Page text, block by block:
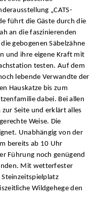
„CATS-
führt die Gäste durch die
an die faszinierenden
gebogenen Säbelzähne
und ihre eigene Kraft mit
testen. Auf dem
lebende Verwandte der
Hauskatze bis zum
dabei. Bei allen
Seite und erklärt alles
Weise. Die
Unabhängig von der
bereits ab 10 Uhr
Führung noch genügend
Mit wetterfester
Wildgehege den